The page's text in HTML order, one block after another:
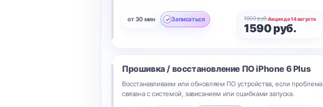
от 30 мин Записаться 1900 руб.Акция до 14 августа
1590 руб.
Прошивка / восстановление ПО iPhone 6 Plus
Восстанавливаем или обновляем ПО устройства, если проблема
связана с системой, зависанием или ошибками запуска.